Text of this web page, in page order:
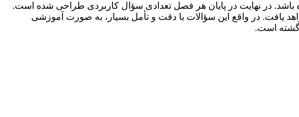
باشد. در نهایت در پایان هر فصل تعدادی سؤال کاربردی طراحی شده است.
یافت. در واقع این سؤالات با دقت و تأمل بسیار، به صورت آموزشی
گشته است.